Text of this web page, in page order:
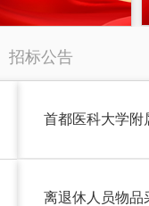
招标公告
首都医科大学
离退休人员物品
骨科手术机器人
北京市属医院